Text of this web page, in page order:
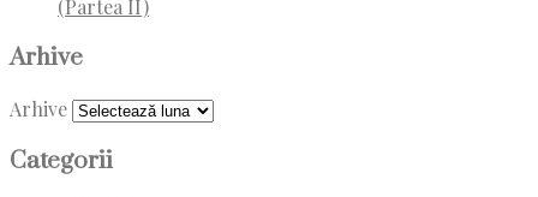
(Partea II)
Arhive
Arhive
Categorii